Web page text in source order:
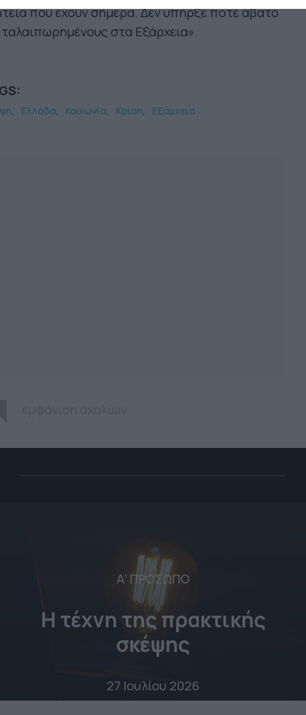
που έχουν σήμερα. Δεν υπήρξε ποτέ άβατο
ταλαιπωρημένους στα Εξάρχεια».
Ελλάδα Κοινωνία Κρίση Εξάρχεια
Α' ΠΡΟΣΩΠΟ
Η τέχνη της πρακτικής
σκέψης
27 Ιουλίου 2026